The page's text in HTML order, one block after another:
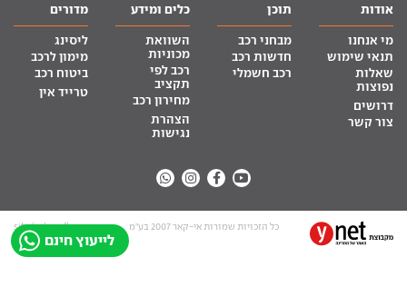
לייעוץ חינם
אודות
מי אנחנו
תנאי שימוש
שאלות
נפוצות
דרושים
צור קשר
תוכן
מבחני רכב
חדשות רכב
רכב חשמלי
כלים ומידע
השוואת
מכוניות
רכב לפי
תקציב
מחירון רכב
הצהרת
נגישות
מדורים
ליסינג
מימון לרכב
ביטוח רכב
טרייד אין
כל הזכויות שמורות אי-קאר 2007 בע”מ site by tq.soft